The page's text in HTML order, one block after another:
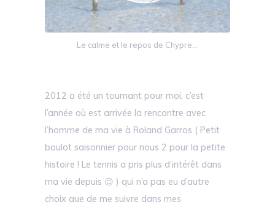
Le calme et le repos de Chypre…
2012 a été un tournant pour moi, c’est
l’année où est arrivée la rencontre avec
l’homme de ma vie à Roland Garros ( Petit
boulot saisonnier pour nous 2 pour la petite
histoire ! Le tennis a pris plus d’intérêt dans
ma vie depuis 😉 ) qui n’a pas eu d’autre
choix que de me suivre dans mes